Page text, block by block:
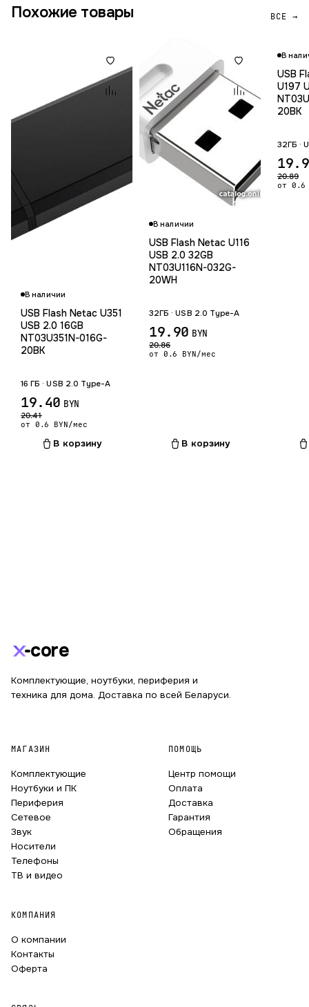
Похожие товары ВСЕ →
В наличии
USB Flash Netac U351
USB 2.0 16GB
NT03U351N-016G-
20BK
16 ГБ · USB 2.0 Type-A
19.40 BYN
20.41
от 0.6 BYN/мес
В корзину
В наличии
USB Flash Netac U116
USB 2.0 32GB
NT03U116N-032G-
20WH
32ГБ · USB 2.0 Type-A
19.90 BYN
20.86
от 0.6 BYN/мес
В корзину
В
USB
U197
20BK
32ГБ ·
20.89
от 0.6
core
Комплектующие, ноутбуки, периферия и
техника для дома. Доставка по всей Беларуси.
МАГАЗИН
Комплектующие
Ноутбуки и ПК
Периферия
Сетевое
Звук
Носители
Телефоны
ТВ и видео
ПОМОЩЬ
Центр помощи
Оплата
Доставка
Гарантия
Обращения
КОМПАНИЯ
О компании
Контакты
Оферта